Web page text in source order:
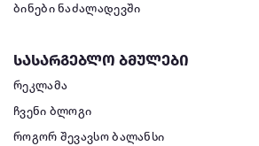
ბინები ნაძალადევში
სასარგებლო ბმულები
რეკლამა
ჩვენი ბლოგი
როგორ შევავსო ბალანსი